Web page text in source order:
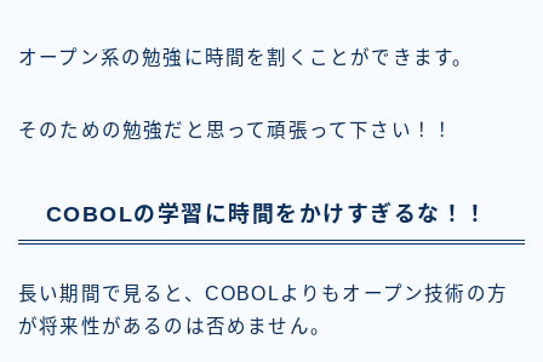
オープン系の勉強に時間を割くことができます。
そのための勉強だと思って頑張って下さい！！
COBOLの学習に時間をかけすぎるな！！
長い期間で見ると、COBOLよりもオープン技術の方
が将来性があるのは否めません。